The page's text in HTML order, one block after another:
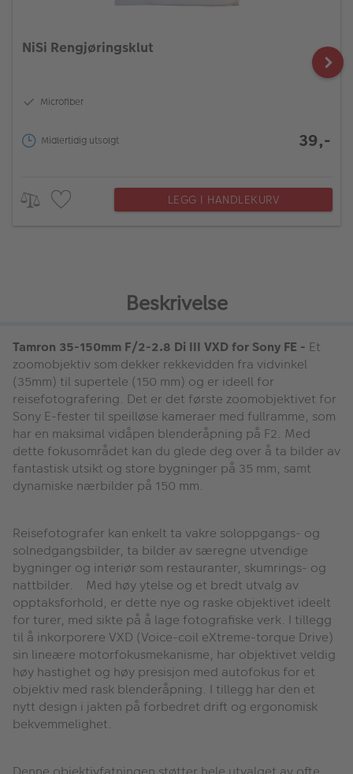
NiSi Rengjøringsklut
Microfiber
Midlertidig utsolgt 39,-
LEGG I HANDLEKURV
Beskrivelse
Tamron 35-150mm F/2-2.8 Di III VXD for Sony FE - Et
zoomobjektiv som dekker rekkevidden fra vidvinkel
(35mm) til supertele (150 mm) og er ideell for
reisefotografering. Det er det første zoomobjektivet for
Sony E-fester til speilløse kameraer med fullramme, som
har en maksimal vidåpen blenderåpning på F2. Med
dette fokusområdet kan du glede deg over å ta bilder av
fantastisk utsikt og store bygninger på 35 mm, samt
dynamiske nærbilder på 150 mm.
Reisefotografer kan enkelt ta vakre soloppgangs- og
solnedgangsbilder, ta bilder av særegne utvendige
bygninger og interiør som restauranter, skumrings- og
nattbilder. Med høy ytelse og et bredt utvalg av
opptaksforhold, er dette nye og raske objektivet ideelt
for turer, med sikte på å lage fotografiske verk. I tillegg
til å inkorporere VXD (Voice-coil eXtreme-torque Drive)
sin lineære motorfokusmekanisme, har objektivet veldig
høy hastighet og høy presisjon med autofokus for et
objektiv med rask blenderåpning. I tillegg har den et
nytt design i jakten på forbedret drift og ergonomisk
bekvemmelighet.